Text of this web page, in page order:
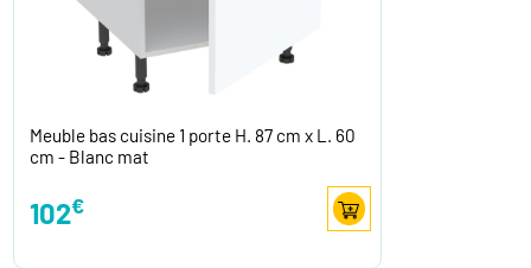
Meuble bas cuisine 1 porte H. 87 cm x L. 60
cm - Blanc mat
102€